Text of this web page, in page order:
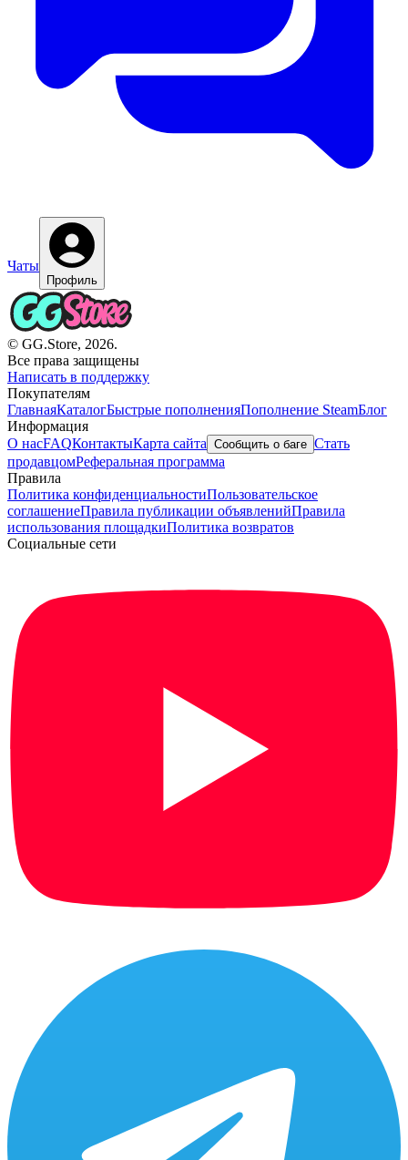
Чаты
Профиль
© GG.Store, 2026.
Все права защищены
Написать в поддержку
Покупателям
ГлавнаяКаталогБыстрые пополненияПополнение SteamБлог
Информация
О насFAQКонтактыКарта сайта Сообщить о баге Стать
продавцомРеферальная программа
Правила
Политика конфиденциальностиПользовательское
соглашениеПравила публикации объявленийПравила
использования площадкиПолитика возвратов
Социальные сети